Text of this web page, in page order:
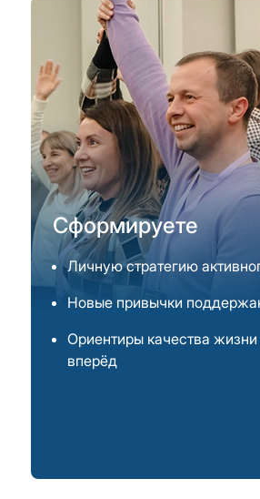
Сформируете
Личную стратегию
Новые привычки
Ориентиры качества
вперёд